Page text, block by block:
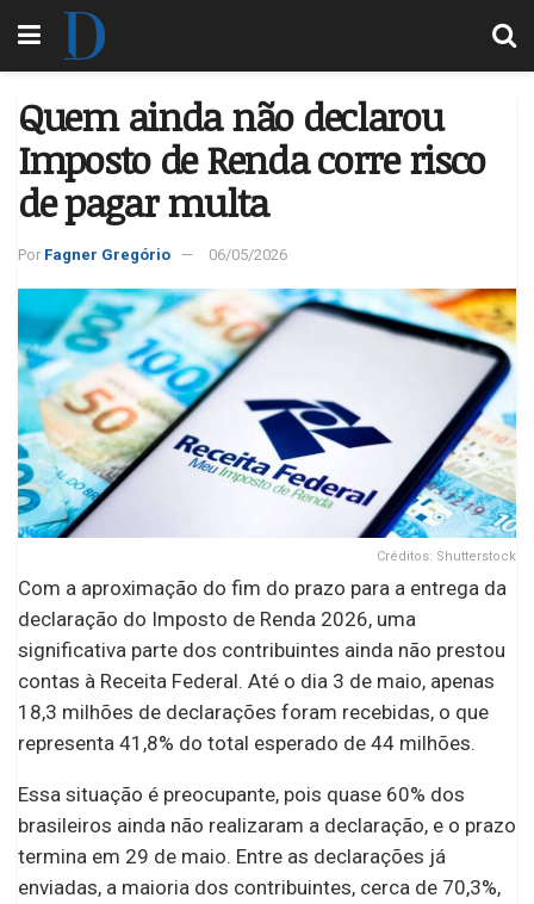
Quem ainda não declarou
Imposto de Renda corre risco
de pagar multa
Por Fagner Gregório 06/05/2026
Créditos: Shutterstock
Com a aproximação do fim do prazo para a entrega da
declaração do Imposto de Renda 2026, uma
significativa parte dos contribuintes ainda não prestou
contas à Receita Federal. Até o dia 3 de maio, apenas
18,3 milhões de declarações foram recebidas, o que
representa 41,8% do total esperado de 44 milhões.
Essa situação é preocupante, pois quase 60% dos
brasileiros ainda não realizaram a declaração, e o prazo
termina em 29 de maio. Entre as declarações já
enviadas, a maioria dos contribuintes, cerca de 70,3%,